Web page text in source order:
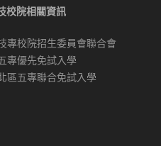
校院相關資訊
專校院招生委員會聯合會
專優先免試入學
區五專聯合免試入學